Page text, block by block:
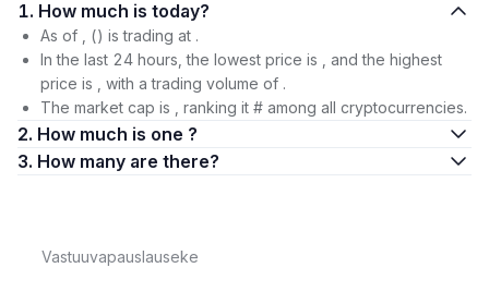
1. How much is today?
As of , () is trading at .
In the last 24 hours, the lowest price is , and the highest
price is , with a trading volume of .
The market cap is , ranking it # among all cryptocurrencies.
2. How much is one ?
3. How many are there?
Vastuuvapauslauseke